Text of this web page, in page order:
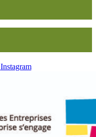
Instagram